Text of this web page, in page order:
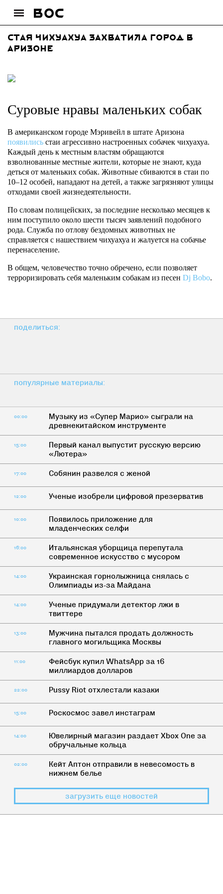
Стая чихуахуа захватила город в
Аризоне
Суровые нравы маленьких собак
В американском городе Мэривейл в штате Аризона
появились стаи агрессивно настроенных собачек чихуахуа.
Каждый день к местным властям обращаются
взволнованные местные жители, которые не знают, куда
деться от маленьких собак. Животные сбиваются в стаи по
10–12 особей, нападают на детей, а также загрязняют улицы
отходами своей жизнедеятельности.
По словам полицейских, за последние несколько месяцев к
ним поступило около шести тысяч заявлений подобного
рода. Служба по отлову бездомных животных не
справляется с нашествием чихуахуа и жалуется на собачье
перенаселение.
В общем, человечество точно обречено, если позволяет
терроризировать себя маленьким собакам из песен Dj Bobo.
поделиться:
популярные материалы:
00:00
Музыку из «Супер Марио» сыграли на
древнекитайском инструменте
15:00
Первый канал выпустит русскую версию
«Лютера»
17:00 Собянин развелся с женой
12:00 Ученые изобрели цифровой презерватив
10:00
Появилось приложение для
младенческих селфи
16:00
Итальянская уборщица перепутала
современное искусство с мусором
14:00
Украинская горнолыжница снялась с
Олимпиады из-за Майдана
14:00
Ученые придумали детектор лжи в
твиттере
13:00
Мужчина пытался продать должность
главного могильщика Москвы
11:00
Фейсбук купил WhatsApp за 16
миллиардов долларов
22:00 Pussy Riot отхлестали казаки
15:00 Роскосмос завел инстаграм
14:00
Ювелирный магазин раздает Xbox One за
обручальные кольца
02:00
Кейт Аптон отправили в невесомость в
нижнем белье
загрузить еще новостей